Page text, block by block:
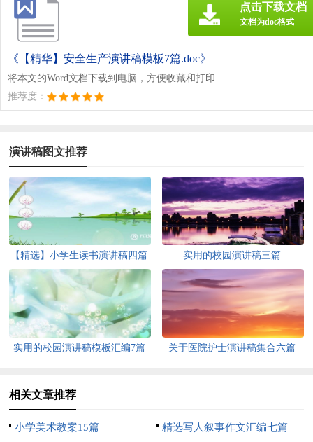
《【精华】安全生产演讲稿模板7篇.doc》
将本文的Word文档下载到电脑，方便收藏和打印
推荐度：
点击下载文档
文档为doc格式
演讲稿图文推荐
【精选】小学生读书演讲稿四篇 实用的校园演讲稿三篇
实用的校园演讲稿模板汇编7篇 关于医院护士演讲稿集合六篇
相关文章推荐
小学美术教案15篇
精选写人叙事作文汇编七篇